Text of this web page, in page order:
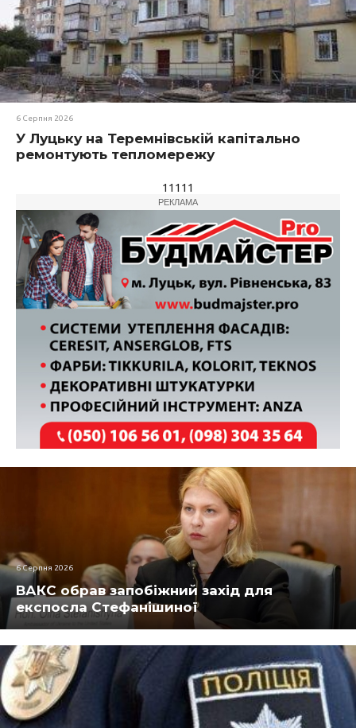
6 Серпня 2026
У Луцьку на Теремнівській капітально
ремонтують тепломережу
11111
РЕКЛАМА
6 Серпня 2026
ВАКС обрав запобіжний захід для
експосла Стефанішиної